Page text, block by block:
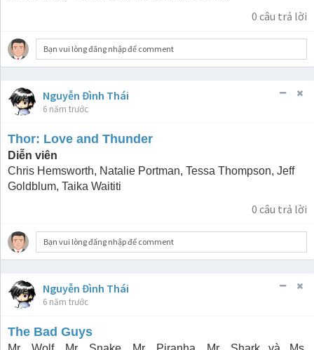
0 câu trả lời
Bạn vui lòng đăng nhập để comment
Nguyễn Đình Thái
6 năm trước
Thor: Love and Thunder
Diễn viên
Chris Hemsworth, Natalie Portman, Tessa Thompson, Jeff
Goldblum, Taika Waititi
0 câu trả lời
Bạn vui lòng đăng nhập để comment
Nguyễn Đình Thái
6 năm trước
The Bad Guys